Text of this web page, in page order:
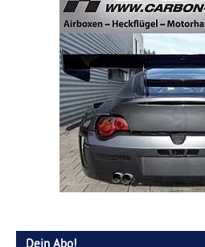
Dein Abo!